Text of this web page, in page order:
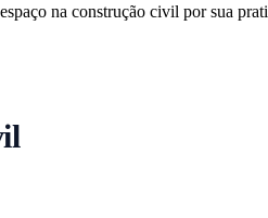
na construção civil por sua prati